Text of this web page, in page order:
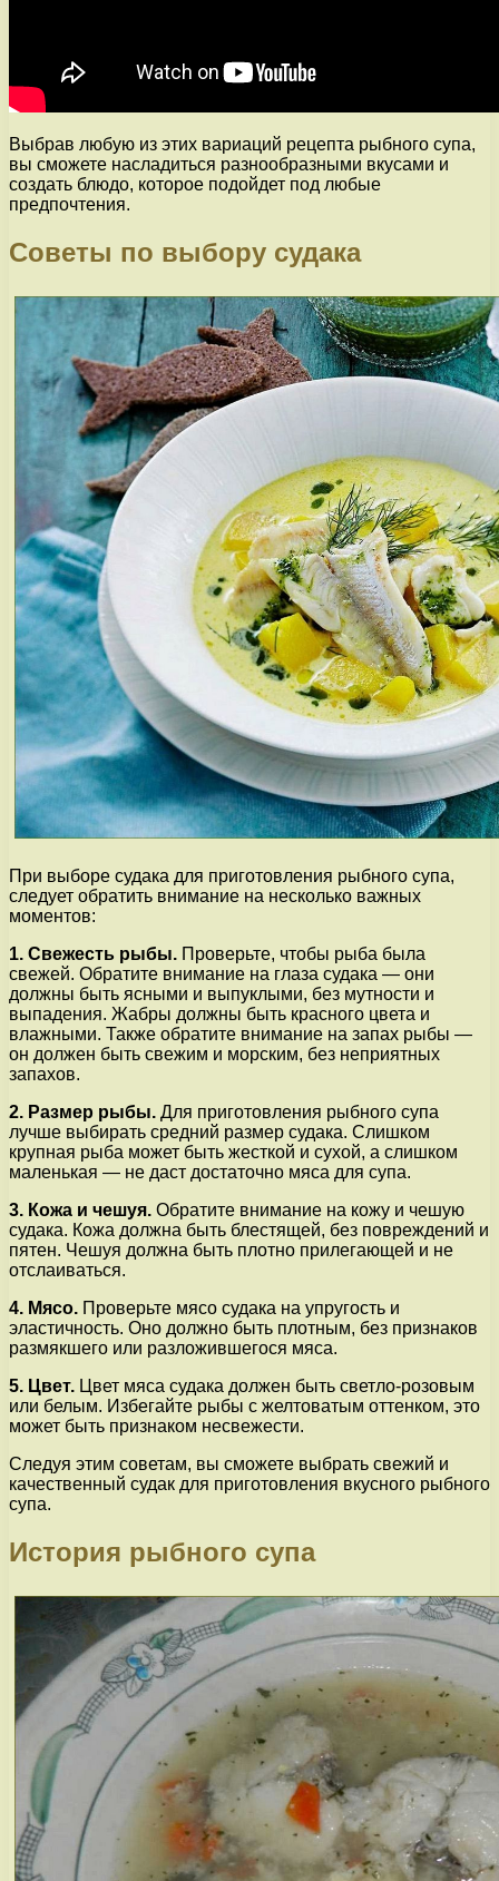
Выбрав любую из этих вариаций рецепта рыбного супа,
вы сможете насладиться разнообразными вкусами и
создать блюдо, которое подойдет под любые
предпочтения.
Советы по выбору судака
При выборе судака для приготовления рыбного супа,
следует обратить внимание на несколько важных
моментов:
1. Свежесть рыбы. Проверьте, чтобы рыба была
свежей. Обратите внимание на глаза судака — они
должны быть ясными и выпуклыми, без мутности и
выпадения. Жабры должны быть красного цвета и
влажными. Также обратите внимание на запах рыбы —
он должен быть свежим и морским, без неприятных
запахов.
2. Размер рыбы. Для приготовления рыбного супа
лучше выбирать средний размер судака. Слишком
крупная рыба может быть жесткой и сухой, а слишком
маленькая — не даст достаточно мяса для супа.
3. Кожа и чешуя. Обратите внимание на кожу и чешую
судака. Кожа должна быть блестящей, без повреждений и
пятен. Чешуя должна быть плотно прилегающей и не
отслаиваться.
4. Мясо. Проверьте мясо судака на упругость и
эластичность. Оно должно быть плотным, без признаков
размякшего или разложившегося мяса.
5. Цвет. Цвет мяса судака должен быть светло-розовым
или белым. Избегайте рыбы с желтоватым оттенком, это
может быть признаком несвежести.
Следуя этим советам, вы сможете выбрать свежий и
качественный судак для приготовления вкусного рыбного
супа.
История рыбного супа